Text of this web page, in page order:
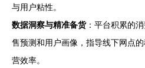
与用户粘性。
数据洞察与精准备货：平台积累的
售预测和用户画像，指导线下网点
营效率。